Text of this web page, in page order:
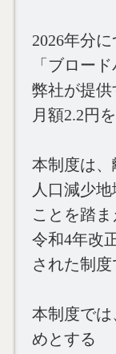
2026年分
「ブロー
弊社が提
月額2.2円
本制度は
人口減少
ことを踏ま
令和4年改
された制度
本制度で
めとする